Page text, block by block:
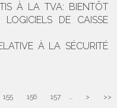
À LA TVA: BIENTÔT
LOGICIELS DE CAISSE
À LA SÉCURITÉ
155 156 157 ... > >>